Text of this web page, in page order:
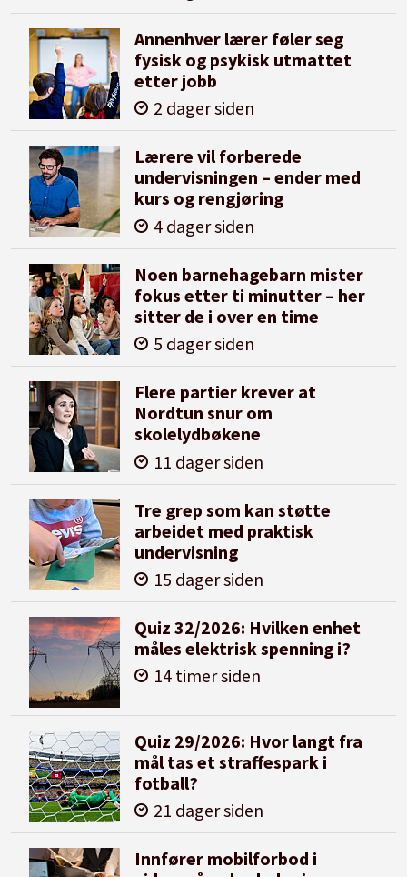
Annenhver lærer føler seg
fysisk og psykisk utmattet
etter jobb
2 dager siden
Lærere vil forberede
undervisningen – ender med
kurs og rengjøring
4 dager siden
Noen barnehagebarn mister
fokus etter ti minutter – her
sitter de i over en time
5 dager siden
Flere partier krever at
Nordtun snur om
skolelydbøkene
11 dager siden
Tre grep som kan støtte
arbeidet med praktisk
undervisning
15 dager siden
Quiz 32/2026: Hvilken enhet
måles elektrisk spenning i?
14 timer siden
Quiz 29/2026: Hvor langt fra
mål tas et straffespark i
fotball?
21 dager siden
Innfører mobilforbod i